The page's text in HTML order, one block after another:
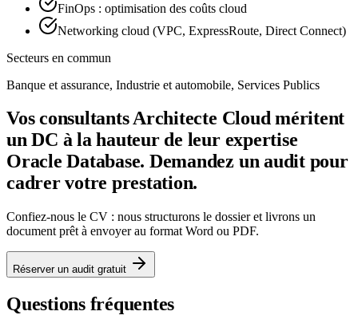
FinOps : optimisation des coûts cloud
Networking cloud (VPC, ExpressRoute, Direct Connect)
Secteurs en commun
Banque et assurance, Industrie et automobile, Services Publics
Vos consultants Architecte Cloud méritent
un DC à la hauteur de leur expertise
Oracle Database. Demandez un audit pour
cadrer votre prestation.
Confiez-nous le CV : nous structurons le dossier et livrons un
document prêt à envoyer au format Word ou PDF.
Réserver un audit gratuit
Questions fréquentes